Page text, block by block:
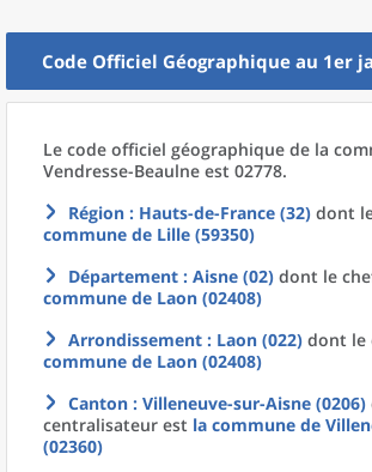
Code Officiel Géographique au 1er
Le code officiel géographique de la
Vendresse-Beaulne est 02778.
Région : Hauts-de-France (32) dont
commune de Lille (59350)
Département : Aisne (02) dont le
commune de Laon (02408)
Arrondissement : Laon (022) dont le
commune de Laon (02408)
Canton : Villeneuve-sur-Aisne (0206)
centralisateur est la commune de
(02360)